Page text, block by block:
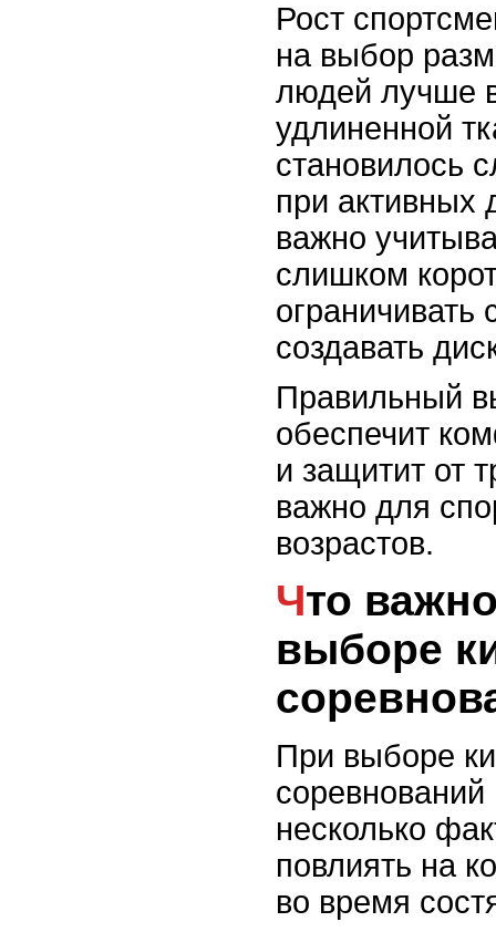
Рост
на выбор
людей лучше
удлиненной
становилось
при активных
важно
слишком
ограничивать
создавать
Правильный
обеспечит
и защитит от
важно для
возрастов.
Что важно учесть при
выборе
При выборе
несколько
повлиять на
во время